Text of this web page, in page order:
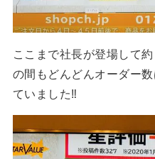
ここまで社長が登場して
の間もどんどんオーダー
ていました‼